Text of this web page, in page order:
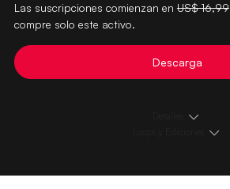
Las suscripciones comienzan en US$ 16,99
compre solo este activo.
Descarga